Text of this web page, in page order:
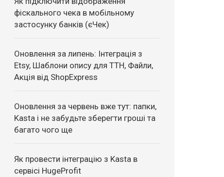
фіскального чека в мобільному
застосунку банків (єЧек)
Оновлення за липень: Інтеграція з
Etsy, Шаблони опису для ТТН, Файли,
Акція від ShopExpress
Оновлення за червень вже тут: папки,
Kasta і не забудьте зберегти гроші та
багато чого ще
Як провести інтеграцію з Kasta в
сервісі HugeProfit